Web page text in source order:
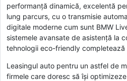
performanță dinamică, excelentă
lung parcurs, cu o transmisie
digitale moderne cum sunt BMW
sistemele avansate de asistență la
tehnologii eco-friendly completează
Leasingul auto pentru un astfel de
firmele care doresc să își